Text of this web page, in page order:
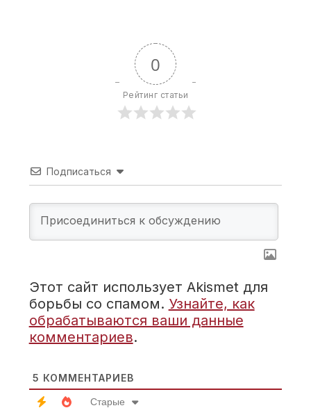
0
Рейтинг статьи
Подписаться
Этот сайт использует Akismet для
борьбы со спамом. Узнайте, как
обрабатываются ваши данные
комментариев.
5 КОММЕНТАРИЕВ
Старые